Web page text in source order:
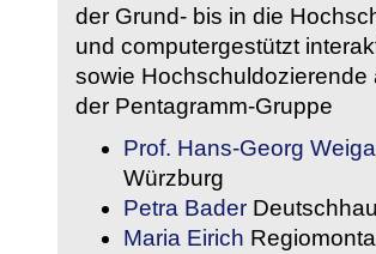
der Grund- bis in die
und computergestützt
sowie Hochschuldozierende
der Pentagramm-Gruppe
Prof. Hans-Georg
Würzburg
Petra Bader
Maria Eirich